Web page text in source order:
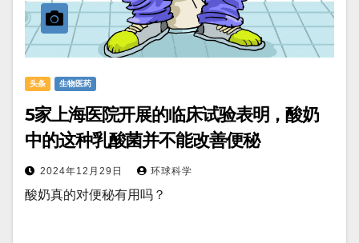
头条 生物医药
5家上海医院开展的临床试验表明，酸奶
中的这种乳酸菌并不能改善便秘
2024年12月29日 环球科学
酸奶真的对便秘有用吗？